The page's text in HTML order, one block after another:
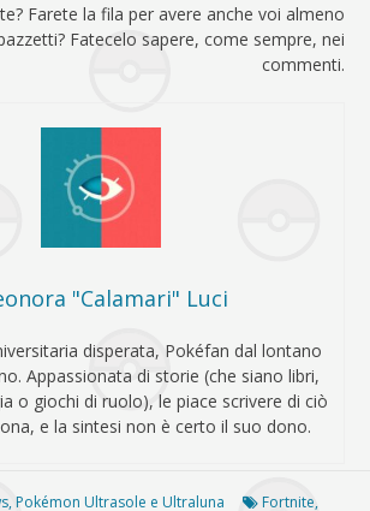
Farete la fila per avere anche voi almeno
Fatecelo sapere, come sempre, nei
commenti.
"Calamari" Luci
disperata, Pokéfan dal lontano
Appassionata di storie (che siano libri,
o giochi di ruolo), le piace scrivere di ciò
e la sintesi non è certo il suo dono.
,Pokémon Ultrasole e Ultraluna Fortnite,